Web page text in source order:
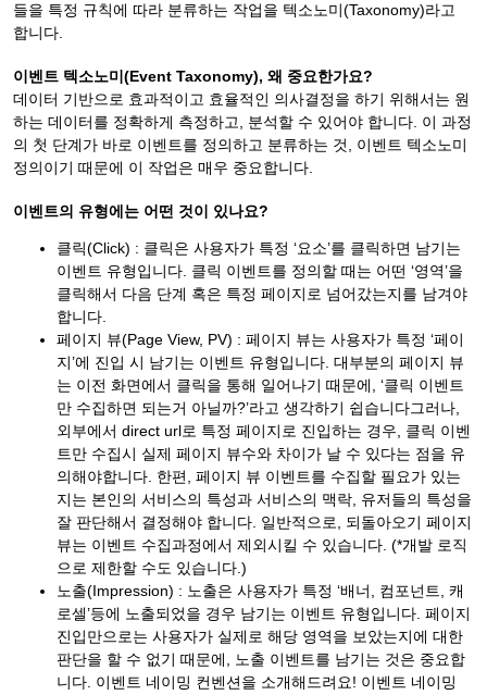
들을 특정 규칙에 따라 분류하는 작업을 텍소노미(Taxonomy)라고
합니다.
이벤트 텍소노미(Event Taxonomy), 왜 중요한가요?
데이터 기반으로 효과적이고 효율적인 의사결정을 하기 위해서는 원
하는 데이터를 정확하게 측정하고, 분석할 수 있어야 합니다. 이 과정
의 첫 단계가 바로 이벤트를 정의하고 분류하는 것, 이벤트 텍소노미
정의이기 때문에 이 작업은 매우 중요합니다.
이벤트의 유형에는 어떤 것이 있나요?
클릭(Click) : 클릭은 사용자가 특정 ‘요소’를 클릭하면 남기는
이벤트 유형입니다. 클릭 이벤트를 정의할 때는 어떤 ‘영역’을
클릭해서 다음 단계 혹은 특정 페이지로 넘어갔는지를 남겨야
합니다.
페이지 뷰(Page View, PV) : 페이지 뷰는 사용자가 특정 ‘페이
지’에 진입 시 남기는 이벤트 유형입니다. 대부분의 페이지 뷰
는 이전 화면에서 클릭을 통해 일어나기 때문에, ‘클릭 이벤트
만 수집하면 되는거 아닐까?’라고 생각하기 쉽습니다그러나,
외부에서 direct url로 특정 페이지로 진입하는 경우, 클릭 이벤
트만 수집시 실제 페이지 뷰수와 차이가 날 수 있다는 점을 유
의해야합니다. 한편, 페이지 뷰 이벤트를 수집할 필요가 있는
지는 본인의 서비스의 특성과 서비스의 맥락, 유저들의 특성을
잘 판단해서 결정해야 합니다. 일반적으로, 되돌아오기 페이지
뷰는 이벤트 수집과정에서 제외시킬 수 있습니다. (*개발 로직
으로 제한할 수도 있습니다.)
노출(Impression) : 노출은 사용자가 특정 ‘배너, 컴포넌트, 캐
로셀’등에 노출되었을 경우 남기는 이벤트 유형입니다. 페이지
진입만으로는 사용자가 실제로 해당 영역을 보았는지에 대한
판단을 할 수 없기 때문에, 노출 이벤트를 남기는 것은 중요합
니다. 이벤트 네이밍 컨벤션을 소개해드려요! 이벤트 네이밍